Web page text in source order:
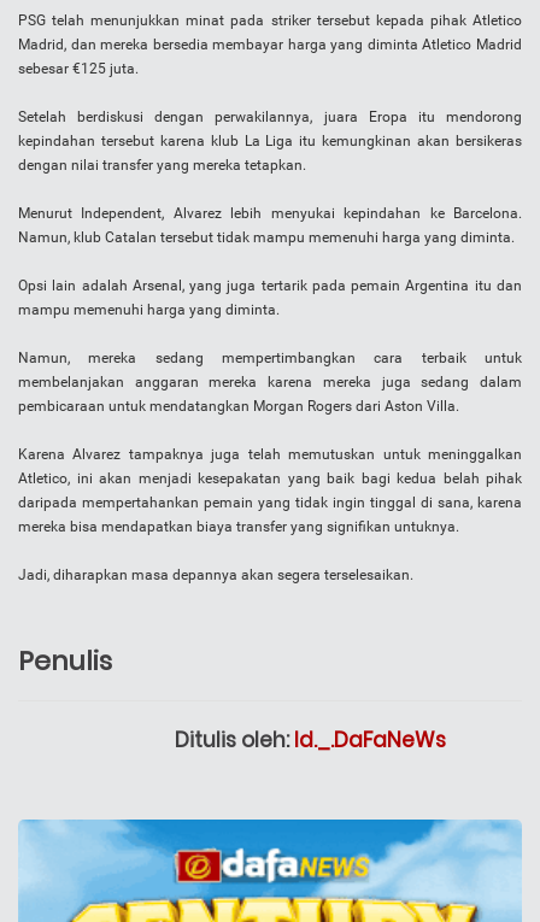
PSG telah menunjukkan minat pada striker tersebut kepada pihak Atletico
Madrid, dan mereka bersedia membayar harga yang diminta Atletico Madrid
sebesar €125 juta.
Setelah berdiskusi dengan perwakilannya, juara Eropa itu mendorong
kepindahan tersebut karena klub La Liga itu kemungkinan akan bersikeras
dengan nilai transfer yang mereka tetapkan.
Menurut Independent, Alvarez lebih menyukai kepindahan ke Barcelona.
Namun, klub Catalan tersebut tidak mampu memenuhi harga yang diminta.
Opsi lain adalah Arsenal, yang juga tertarik pada pemain Argentina itu dan
mampu memenuhi harga yang diminta.
Namun, mereka sedang mempertimbangkan cara terbaik untuk
membelanjakan anggaran mereka karena mereka juga sedang dalam
pembicaraan untuk mendatangkan Morgan Rogers dari Aston Villa.
Karena Alvarez tampaknya juga telah memutuskan untuk meninggalkan
Atletico, ini akan menjadi kesepakatan yang baik bagi kedua belah pihak
daripada mempertahankan pemain yang tidak ingin tinggal di sana, karena
mereka bisa mendapatkan biaya transfer yang signifikan untuknya.
Jadi, diharapkan masa depannya akan segera terselesaikan.
Penulis
Ditulis oleh:Id._.DaFaNeWs